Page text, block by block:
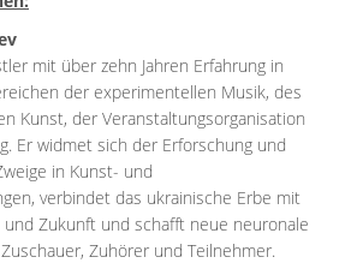
mit über zehn Jahren Erfahrung in
der experimentellen Musik, des
Kunst, der Veranstaltungsorganisation
Er widmet sich der Erforschung und
in Kunst- und
verbindet das ukrainische Erbe mit
Zukunft und schafft neue neuronale
Zuhörer und Teilnehmer.